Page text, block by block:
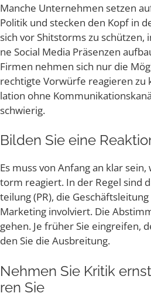
Man­che Unter­neh­men set­zen
Poli­tik und ste­cken den Kopf in
sich vor Shit­s­torms zu
ne Social Media Prä­sen­zen
Fir­men neh­men sich nur die
rech­tig­te Vor­wür­fe reagie­ren zu
la­ti­on ohne
schwierig.
Bil­den Sie eine
Es muss von Anfang an klar
torm reagiert. In der Regel sind
tei­lung (PR), die
Mar­ke­ting invol­viert. Die
gehen. Je frü­her Sie ein­grei­fen,
den Sie die Ausbreitung.
Neh­men Sie Kri­tik
ren Sie